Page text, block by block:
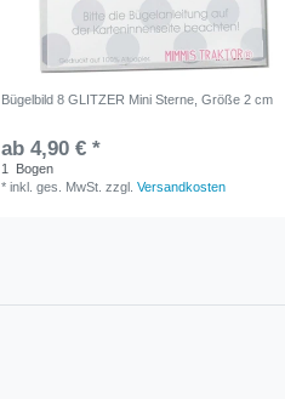
Bügelbild 8 GLITZER Mini Sterne, Größe 2 cm
ab 4,90 € *
1
Bogen
*inkl. ges. MwSt. zzgl.Versandkosten